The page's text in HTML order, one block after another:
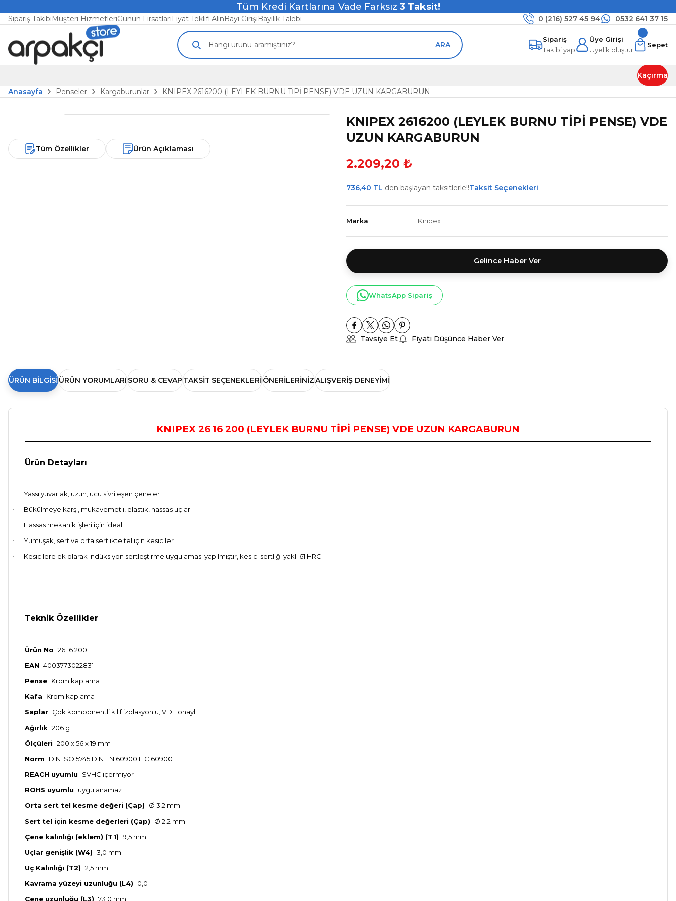
Tüm Kredi Kartlarına Vade Farksız 3 Taksit!
Sipariş TakibiMüşteri HizmetleriGünün FırsatlarıFiyat Teklifi AlınBayi GirişiBayilik Talebi 0 (216) 527 45 94 0532 641 37 15
ARA
Sipariş
Takibi yap
Üye Girişi
Üyelik oluştur
Sepet
Kaçırma
Anasayfa
Penseler Kargaburunlar KNIPEX 2616200 (LEYLEK BURNU TİPİ PENSE) VDE UZUN KARGABURUN
Tüm Özellikler Ürün Açıklaması
KNIPEX 2616200 (LEYLEK BURNU TİPİ PENSE) VDE
UZUN KARGABURUN
2.209,20 ₺
736,40 TL den başlayan taksitlerle!!Taksit Seçenekleri
Marka Knıpex
Gelince Haber Ver
WhatsApp Sipariş
Tavsiye Et Fiyatı Düşünce Haber Ver
ÜRÜN BILGISI ÜRÜN YORUMLARISORU & CEVAPTAKSIT SEÇENEKLERIÖNERILERINIZALIŞVERIŞ DENEYIMI
KNIPEX 26 16 200 (LEYLEK BURNU TİPİ PENSE) VDE UZUN KARGABURUN
Ürün Detayları
· Yassı yuvarlak, uzun, ucu sivrileşen çeneler
· Bükülmeye karşı, mukavemetli, elastik, hassas uçlar
· Hassas mekanik işleri için ideal
· Yumuşak, sert ve orta sertlikte tel için kesiciler
· Kesicilere ek olarak indüksiyon sertleştirme uygulaması yapılmıştır, kesici sertliği yakl. 61 HRC
Teknik Özellikler
Ürün No 26 16 200
EAN 4003773022831
Pense Krom kaplama
Kafa
Krom kaplama
Saplar Çok komponentli kılıf izolasyonlu, VDE onaylı
Ağırlık 206 g
Ölçüleri 200 x 56 x 19 mm
Norm
DIN ISO 5745 DIN EN 60900 IEC 60900
REACH uyumlu
SVHC içermiyor
ROHS uyumlu
uygulanamaz
Orta sert tel kesme değeri (Çap)
Ø 3,2 mm
Sert tel için kesme değerleri (Çap)
Ø 2,2 mm
Çene kalınlığı (eklem) (T1) 9,5 mm
Uçlar genişlik (W4) 3,0 mm
Uç Kalınlığı (T2) 2,5 mm
Kavrama yüzeyi uzunluğu (L4)
0,0
Çene uzunluğu (L3) 73,0 mm